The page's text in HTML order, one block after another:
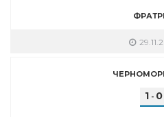
1 - 0